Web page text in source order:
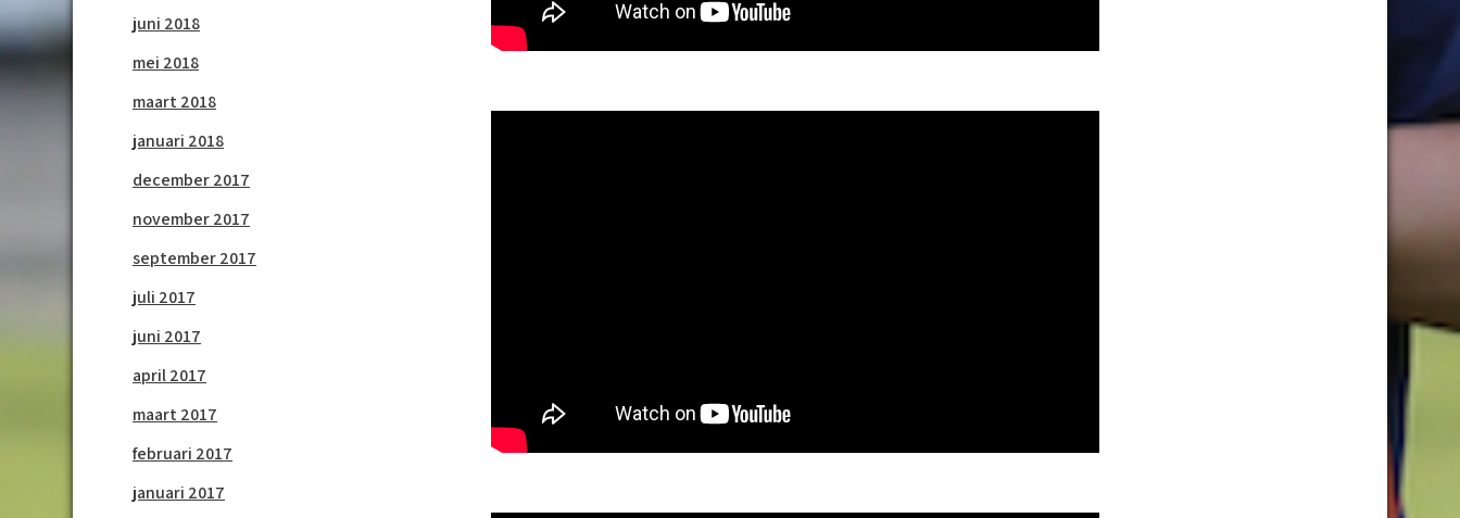
juni 2018
mei 2018
maart 2018
januari 2018
december 2017
november 2017
september 2017
juli 2017
juni 2017
april 2017
maart 2017
februari 2017
januari 2017